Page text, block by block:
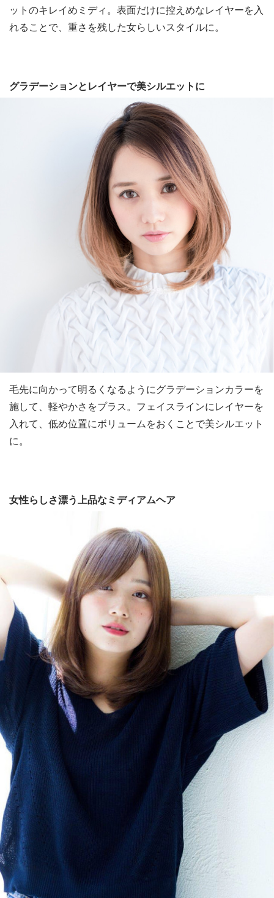
ットのキレイめミディ。表面だけに控えめなレイヤーを入
れることで、重さを残した女らしいスタイルに。
グラデーションとレイヤーで美シルエットに
毛先に向かって明るくなるようにグラデーションカラーを
施して、軽やかさをプラス。フェイスラインにレイヤーを
入れて、低め位置にボリュームをおくことで美シルエット
に。
女性らしさ漂う上品なミディアムヘア